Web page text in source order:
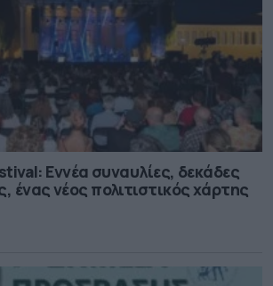
Εννέα συναυλίες, δεκάδες
ένας νέος πολιτιστικός χάρτης